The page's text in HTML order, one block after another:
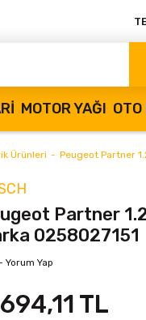
MOTOR YAĞI
Ürünleri Peugeot Partner
Partner
0258027151
Yorum Yap
TL